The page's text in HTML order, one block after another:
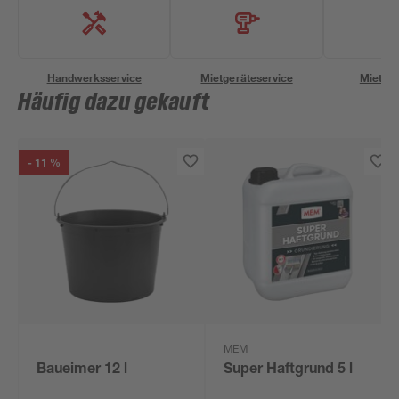
Handwerksservice Mietgeräteservice
Häufig dazu gekauft
- 11 %
Baueimer 12 l
MEM
Super Haftgrund 5 l